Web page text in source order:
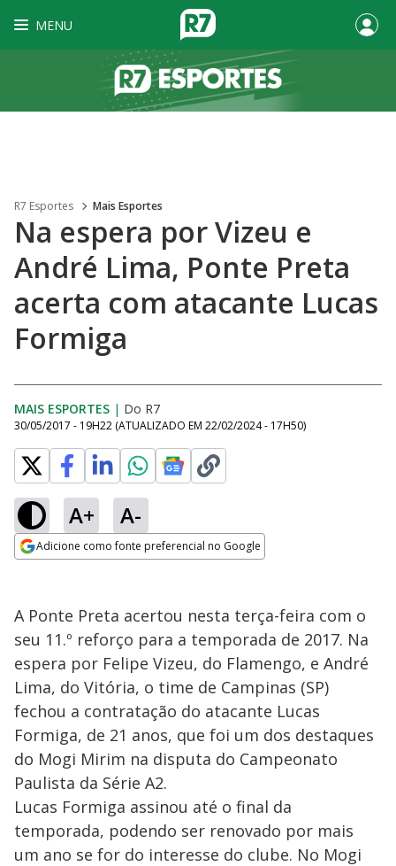
MENU
R7 Esportes Mais Esportes
Na espera por Vizeu e
André Lima, Ponte Preta
acerta com atacante Lucas
Formiga
MAIS ESPORTES | Do R7
30/05/2017 - 19H22 (ATUALIZADO EM 22/02/2024 - 17H50)
A+ A-
Adicione como fonte preferencial no Google
A Ponte Preta acertou nesta terça-feira com o
seu 11.º reforço para a temporada de 2017. Na
espera por Felipe Vizeu, do Flamengo, e André
Lima, do Vitória, o time de Campinas (SP)
fechou a contratação do atacante Lucas
Formiga, de 21 anos, que foi um dos destaques
do Mogi Mirim na disputa do Campeonato
Paulista da Série A2.
Lucas Formiga assinou até o final da
temporada, podendo ser renovado por mais
um ano se for do interesse do clube. No Mogi